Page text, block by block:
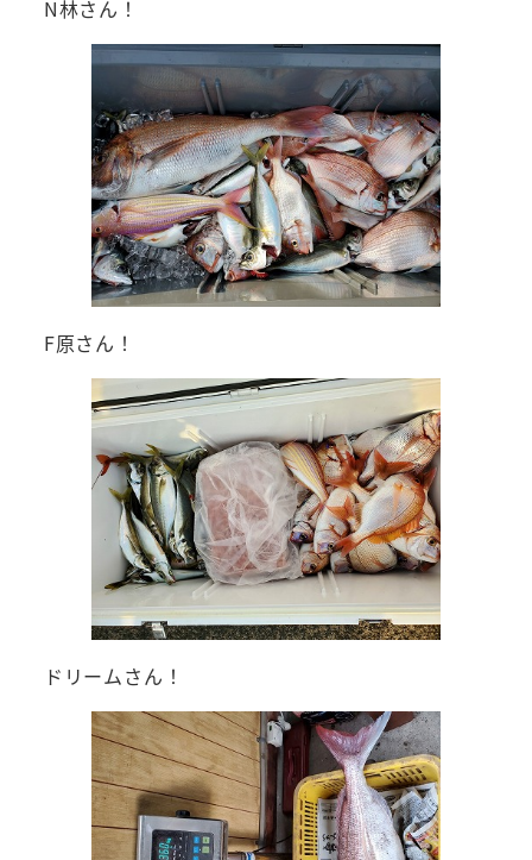
N林さん！
F原さん！
ドリームさん！